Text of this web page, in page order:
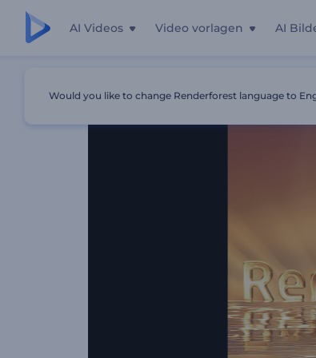
AI Videos Video vorlagen AI
Would you like to change Renderforest language to